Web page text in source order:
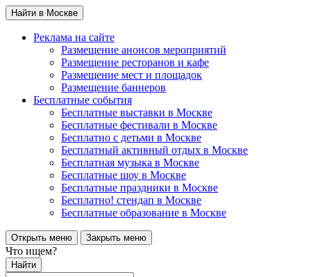
Найти в Москве
Реклама на сайте
Размещение анонсов мероприятий
Размещение ресторанов и кафе
Размещение мест и площадок
Размещение баннеров
Бесплатные события
Бесплатные выставки в Москве
Бесплатные фестивали в Москве
Бесплатно с детьми в Москве
Бесплатный активный отдых в Москве
Бесплатная музыка в Москве
Бесплатные шоу в Москве
Бесплатные праздники в Москве
Бесплатно! стендап в Москве
Бесплатные образование в Москве
Открыть меню Закрыть меню
Что ищем?
Найти